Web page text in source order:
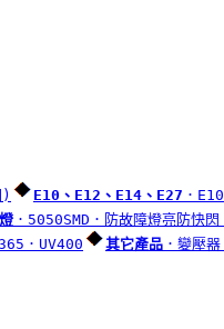
) E10、E12、E14、E27 ．E10
．5050SMD ．防故障燈亮防快閃
．UV400 其它產品 ．變壓器